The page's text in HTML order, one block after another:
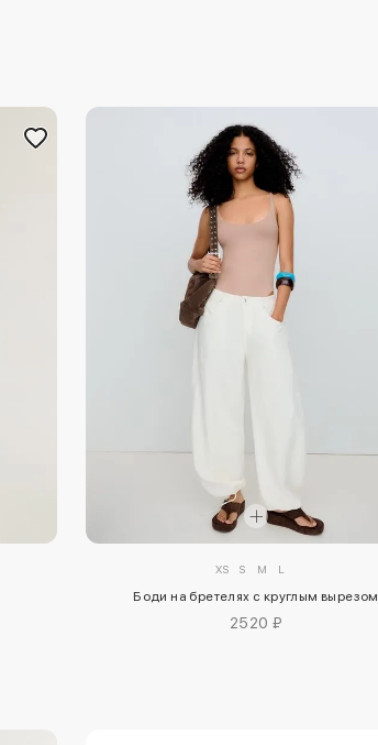
XS S M L
Боди на бретелях с круглым вырезом
2520 ₽